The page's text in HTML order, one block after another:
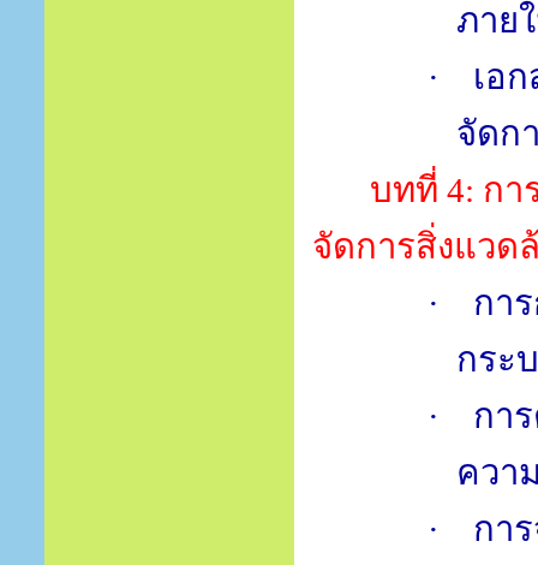
ภาย
·
เอ
จัดก
บทที่ 4: กา
จัดการสิ่งแวด
·
กา
กระ
·
กา
ควา
·
กา